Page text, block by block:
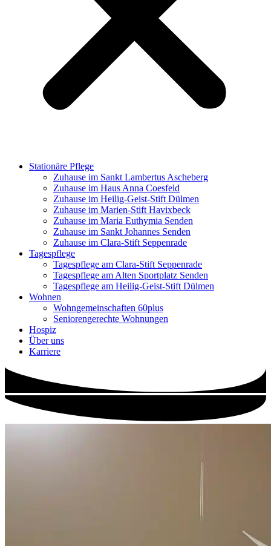
Stationäre Pflege
Zuhause im Sankt Lambertus Ascheberg
Zuhause im Haus Anna Coesfeld
Zuhause im Heilig-Geist-Stift Dülmen
Zuhause im Marien-Stift Havixbeck
Zuhause im Maria Euthymia Senden
Zuhause im Sankt Johannes Senden
Zuhause im Clara-Stift Seppenrade
Tagespflege
Tagespflege am Clara-Stift Seppenrade
Tagespflege am Alten Sportplatz Senden
Tagespflege am Heilig-Geist-Stift Dülmen
Wohnen
Wohngemeinschaften 60plus
Seniorengerechte Wohnungen
Hospiz
Über uns
Karriere